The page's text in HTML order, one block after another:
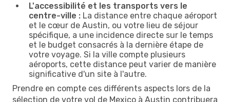
L'accessibilité et les transports vers le
centre-ville : La distance entre chaque aéroport
et le cœur de Austin, ou votre lieu de séjour
spécifique, a une incidence directe sur le temps
et le budget consacrés à la dernière étape de
votre voyage. Si la ville compte plusieurs
aéroports, cette distance peut varier de manière
significative d'un site à l'autre.
Prendre en compte ces différents aspects lors de la
sélection de votre vol de Mexico à Austin contribuera